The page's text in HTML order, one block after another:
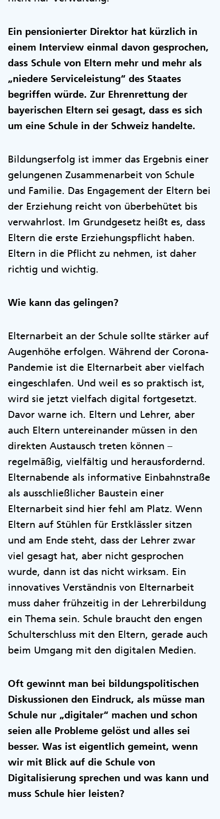
Ein pensionierter Direktor hat kürzlich in
einem Interview einmal davon gesprochen,
dass Schule von Eltern mehr und mehr als
„niedere Serviceleistung“ des Staates
begriffen würde. Zur Ehrenrettung der
bayerischen Eltern sei gesagt, dass es sich
um eine Schule in der Schweiz handelte.
Bildungserfolg ist immer das Ergebnis einer
gelungenen Zusammenarbeit von Schule
und Familie. Das Engagement der Eltern bei
der Erziehung reicht von überbehütet bis
verwahrlost. Im Grundgesetz heißt es, dass
Eltern die erste Erziehungspflicht haben.
Eltern in die Pflicht zu nehmen, ist daher
richtig und wichtig.
Wie kann das gelingen?
Elternarbeit an der Schule sollte stärker auf
Augenhöhe erfolgen. Während der Corona-
Pandemie ist die Elternarbeit aber vielfach
eingeschlafen. Und weil es so praktisch ist,
wird sie jetzt vielfach digital fortgesetzt.
Davor warne ich. Eltern und Lehrer, aber
auch Eltern untereinander müssen in den
direkten Austausch treten können –
regelmäßig, vielfältig und herausfordernd.
Elternabende als informative Einbahnstraße
als ausschließlicher Baustein einer
Elternarbeit sind hier fehl am Platz. Wenn
Eltern auf Stühlen für Erstklässler sitzen
und am Ende steht, dass der Lehrer zwar
viel gesagt hat, aber nicht gesprochen
wurde, dann ist das nicht wirksam. Ein
innovatives Verständnis von Elternarbeit
muss daher frühzeitig in der Lehrerbildung
ein Thema sein. Schule braucht den engen
Schulterschluss mit den Eltern, gerade auch
beim Umgang mit den digitalen Medien.
Oft gewinnt man bei bildungspolitischen
Diskussionen den Eindruck, als müsse man
Schule nur „digitaler“ machen und schon
seien alle Probleme gelöst und alles sei
besser. Was ist eigentlich gemeint, wenn
wir mit Blick auf die Schule von
Digitalisierung sprechen und was kann und
muss Schule hier leisten?